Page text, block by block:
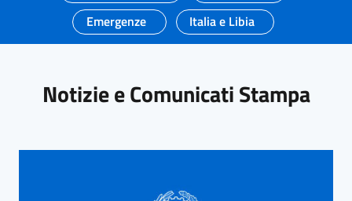
Emergenze
Italia e Libia
Notizie e Comunicati Stampa